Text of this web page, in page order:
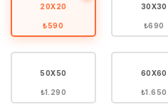
20X20
₺590
30X30
₺690
50X50
₺1.290
60X60
₺1.650